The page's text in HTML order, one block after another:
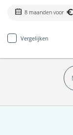
8 maanden voor
Vergelijken